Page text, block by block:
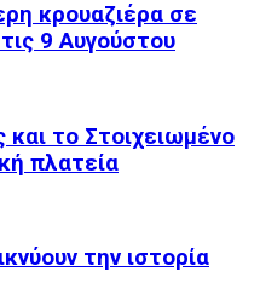
κρουαζιέρα σε
9 Αυγούστου
και το Στοιχειωμένο
πλατεία
την ιστορία